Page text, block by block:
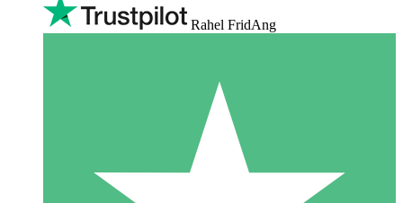
Rahel FridAng